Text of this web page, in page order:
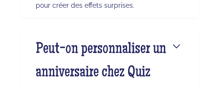
pour créer des effets surprises.
Peut-on personnaliser un
anniversaire chez Quiz